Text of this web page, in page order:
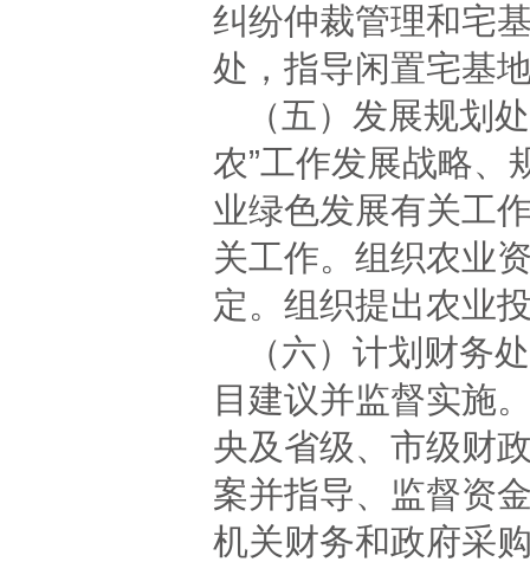
纠纷仲裁管理和宅
处，指导闲置宅基
（五）发展规划
农”工作发展战略、
业绿色发展有关工
关工作。组织农业
定。组织提出农业
（六）计划财务
目建议并监督实施
央及省级、市级财
案并指导、监督资
机关财务和政府采